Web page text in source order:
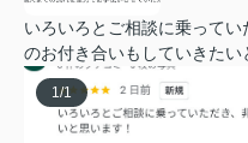
いろいろとご相談に乗って
のお付き合いもしていきたい
1 /1